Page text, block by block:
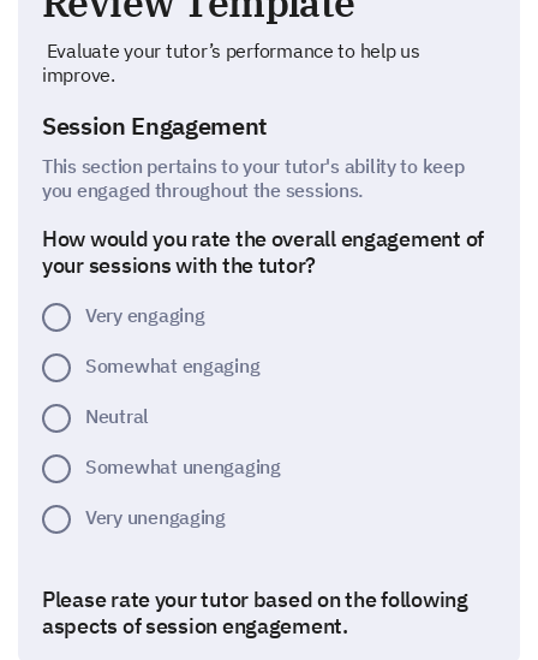
Evaluate your tutor’s performance to help us
improve.
Session Engagement
This section pertains to your tutor's ability to keep
you engaged throughout the sessions.
How would you rate the overall engagement of
your sessions with the tutor?
Very engaging
Somewhat engaging
Neutral
Somewhat unengaging
Very unengaging
Please rate your tutor based on the following
aspects of session engagement.